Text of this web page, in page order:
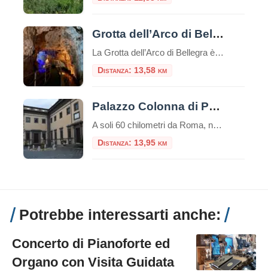
Grotta dell’Arco di Bellegra
La Grotta dell’Arco di Bellegra è una delle grotte più interessanti e famose della provincia di Roma.Si trova nei pressi di Bellegra, un paesino della Sabina a circa 70 chilometri dalla capitale.La grotta è uno dei luoghi più antichi della regione, risalente a circa 200.000 anni fa. Sono denominate Grotte dell’Arco per via dall’arco naturale […]
Distanza: 13,58 km
Palazzo Colonna di Paliano
A soli 60 chilometri da Roma, nel suggestivo borgo di Paliano, sorge uno dei tesori meno conosciuti ma più affascinanti del patrimonio storico italiano: Palazzo Colonna. Questa dimora seicentesca rappresenta da oltre quattro secoli la residenza di campagna del ramo principale della nobile famiglia Colonna, una delle più antiche e influenti casate romane. Affacciato sulla […]
Distanza: 13,95 km
Potrebbe interessarti anche:
Concerto di Pianoforte ed
Organo con Visita Guidata